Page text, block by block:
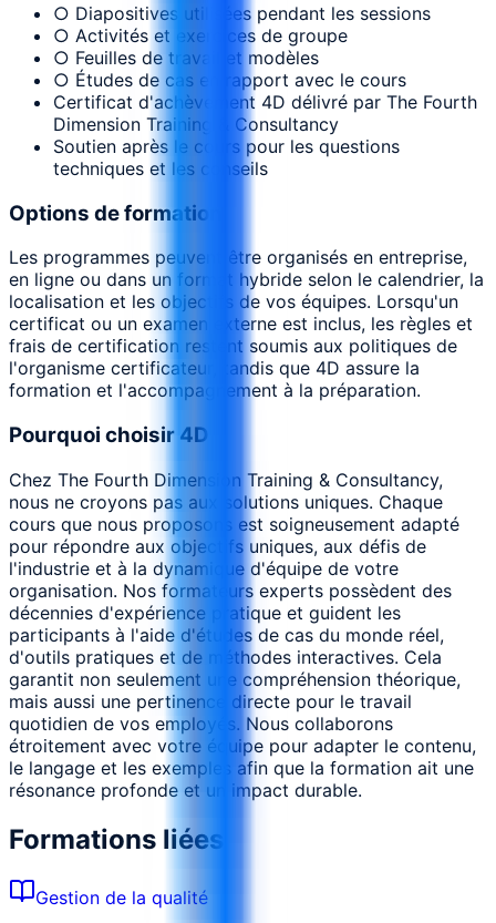
○ Diapositives utilisées pendant les sessions
○ Activités et exercices de groupe
○ Feuilles de travail et modèles
○ Études de cas en rapport avec le cours
Certificat d'achèvement 4D délivré par The Fourth
Dimension Training & Consultancy
Soutien après le cours pour les questions
techniques et les conseils
Options de formation
Les programmes peuvent être organisés en entreprise,
en ligne ou dans un format hybride selon le calendrier, la
localisation et les objectifs de vos équipes. Lorsqu'un
certificat ou un examen externe est inclus, les règles et
frais de certification restent soumis aux politiques de
l'organisme certificateur, tandis que 4D assure la
formation et l'accompagnement à la préparation.
Pourquoi choisir 4D
Chez The Fourth Dimension Training & Consultancy,
nous ne croyons pas aux solutions uniques. Chaque
cours que nous proposons est soigneusement adapté
pour répondre aux objectifs uniques, aux défis de
l'industrie et à la dynamique d'équipe de votre
organisation. Nos formateurs experts possèdent des
décennies d'expérience pratique et guident les
participants à l'aide d'études de cas du monde réel,
d'outils pratiques et de méthodes interactives. Cela
garantit non seulement une compréhension théorique,
mais aussi une pertinence directe pour le travail
quotidien de vos employés. Nous collaborons
étroitement avec votre équipe pour adapter le contenu,
le langage et les exemples afin que la formation ait une
résonance profonde et un impact durable.
Formations liées
Gestion de la qualité